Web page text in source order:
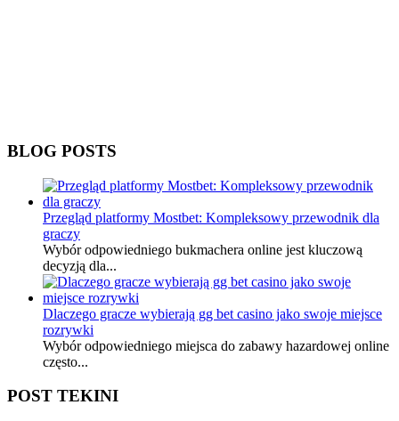
BLOG POSTS
Przegląd platformy Mostbet: Kompleksowy przewodnik dla
graczy
Wybór odpowiedniego bukmachera online jest kluczową
decyzją dla...
Dlaczego gracze wybierają gg bet casino jako swoje miejsce
rozrywki
Wybór odpowiedniego miejsca do zabawy hazardowej online
często...
POST TEKINI